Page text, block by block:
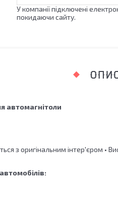
У компанії підключені
покидаючи сайту.
автомагнітоли
з оригінальним інтер'єром •